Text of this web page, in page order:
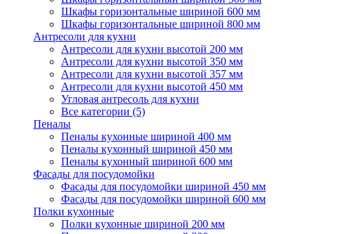
Шкафы горизонтальные шириной 600 мм
Шкафы горизонтальные шириной 800 мм
Антресоли для кухни
Антресоли для кухни высотой 200 мм
Антресоли для кухни высотой 350 мм
Антресоли для кухни высотой 357 мм
Антресоли для кухни высотой 450 мм
Угловая антресоль для кухни
Все категории (5)
Пеналы
Пеналы кухонные шириной 400 мм
Пеналы кухонный шириной 450 мм
Пеналы кухонный шириной 600 мм
Фасады для посудомойки
Фасады для посудомойки шириной 450 мм
Фасады для посудомойки шириной 600 мм
Полки кухонные
Полки кухонные шириной 200 мм